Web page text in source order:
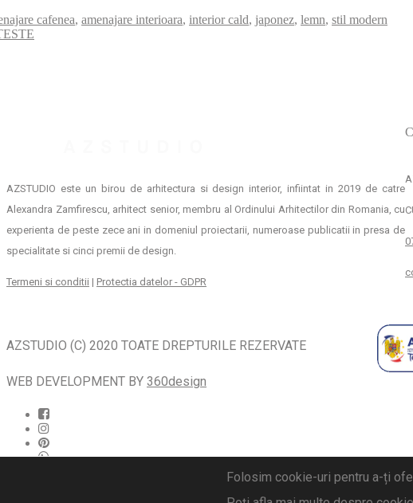
cafenea, amenajare interioara, interior cald, japonez, lemn, stil modern
AZSTUDIO este un birou de arhitectura si design interior, infiintat in 2019 de catre
Alexandra Zamfirescu, arhitect senior, membru al Ordinului Arhitectilor din Romania, cu
experienta de peste zece ani in domeniul proiectarii, numeroase publicatii in presa de
specialitate si cinci premii de design.
Termeni si conditii | Protectia datelor - GDPR
AZSTUDIO (C) 2020 TOATE DREPTURILE REZERVATE
WEB DEVELOPMENT BY 360design
Folosim cookie-uri pentru a-ți